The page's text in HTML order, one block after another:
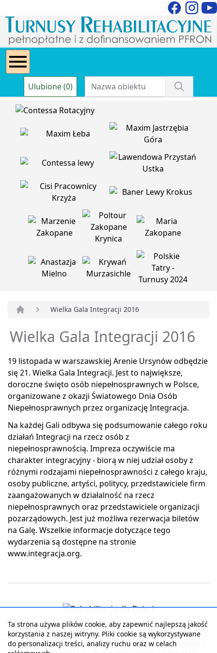
Ulubione (0)
Wielka Gala Integracji 2016
Wielka Gala Integracji 2016
19 listopada w warszawskiej Arenie Ursynów odbędzie
się 21. Wielka Gala Integracji. Jest to największe,
doroczne święto osób niepełnosprawnych w Polsce,
organizowane z okazji Światowego Dnia Osób
Niepełnosprawnych przez organizację Integracja.
Na każdej Gali odbywa się podsumowanie całego roku
działań Integracji na rzecz osób z
niepełnosprawnością. Impreza oczywiście ma
charakter integracyjny - biorą w niej udział osoby z
różnymi rodzajami niepełnosprawności z całego kraju,
osoby publiczne, artyści, politycy, przedstawiciele firm
zaangażowanych w działalność na rzecz
niepełnosprawnych oraz przedstawiciele organizacji
pozarządowych. Jest już możliwa rezerwacja biletów
na Galę. Wszelkie informacje dotyczące tego
wydarzenia są dostępne na stronie
www.integracja.org.
Strona główna | Kontakt z serwisem | Reklama w serwisie
Ta strona używa plików cookie, aby zapewnić najlepszą jakość
korzystania z naszej witryny. Pliki cookie są wykorzystywane
do personalizacji treści, analizy ruchu oraz w celach